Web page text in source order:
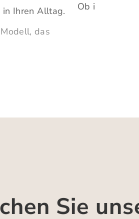
Ihren Alltag.
das
Ob i
Sie